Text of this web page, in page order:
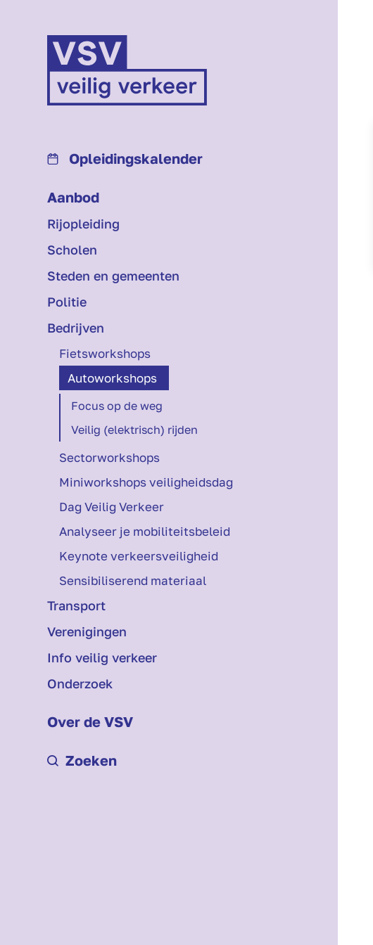
Opleidings­kalender
Aanbod
Rijopleiding
Scholen
Steden en gemeenten
Politie
Bedrijven
Fiets­workshops
Auto­workshops
Focus op de weg
Veilig (elektrisch) rijden
Sectorworkshops
Mini­workshops veiligheids­dag
Dag Veilig Verkeer
Analyseer je mobiliteits­beleid
Keynote verkeersveiligheid
Sensibiliserend materiaal
Transport
Verenigingen
Info veilig verkeer
Onderzoek
Over de VSV
Zoeken